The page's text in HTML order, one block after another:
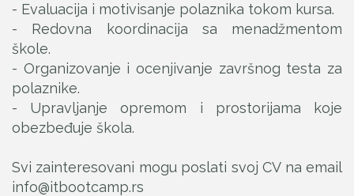
- Evaluacija i motivisanje polaznika tokom kursa.
- Redovna koordinacija sa menadžmentom
škole.
- Organizovanje i ocenjivanje završnog testa za
polaznike.
- Upravljanje opremom i prostorijama koje
obezbeđuje škola.
Svi zainteresovani mogu poslati svoj CV na email
info@itbootcamp.rs